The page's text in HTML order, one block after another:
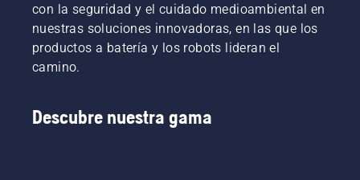
con la seguridad y el cuidado medioambiental en
nuestras soluciones innovadoras, en las que los
productos a batería y los robots lideran el
camino.
Descubre nuestra gama